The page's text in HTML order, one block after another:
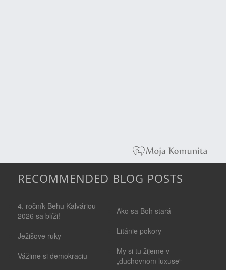
RECOMMENDED BLOG POSTS
4. ročník Behu Kalváriou
2026 sa blíži!
Ježišove ruky
Vážime si demokraciu
Ako sa Boh stará
Litánie pokory
My si tu žijeme v
„duchovnom luxuse“